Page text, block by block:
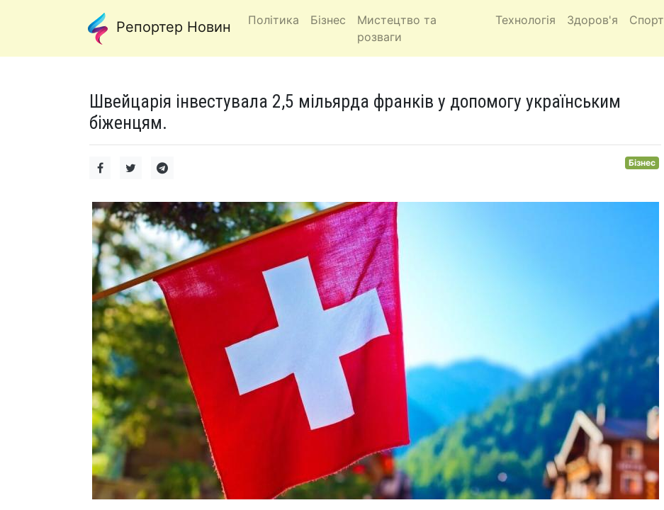
Репортер Новин Політика Бізнес
Мистецтво та
розваги
Технологія Здоров'я Спорт
Швейцарія інвестувала 2,5 мільярда франків у допомогу українським
біженцям.
Бізнес